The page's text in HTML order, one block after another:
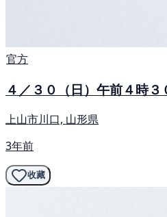
官方
４／３０（日）午前４時３
上山市川口, 山形県
3年前
收藏